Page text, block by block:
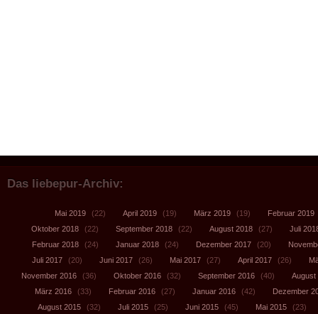
Das liebepur-Archiv:
Mai 2019 (22) April 2019 (19) März 2019 (19) Februar 2019
Oktober 2018
(22) September 2018 (22) August 2018 (27)
Juli
Februar 2018
(24) Januar 2018 (24) Dezember 2017 (20)
Juli 2017
(20) Juni 2017 (26) Mai 2017 (27) April 2017 (26)
November 2016
(36) Oktober 2016 (32) September 2016 (40)
August
März 2016
(33) Februar 2016 (27) Januar 2016 (42)
Dezember
August 2015
(32) Juli 2015 (25) Juni 2015 (45) Mai 2015
(23)